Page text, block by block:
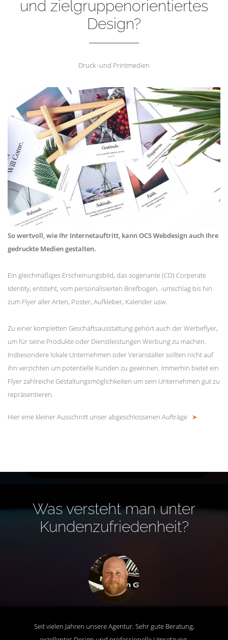
und zielgruppenorientiertes
Design?
Druck -und Printmedien
So wertvoll, wie Ihr Internetauftritt, kann OCS Webdesign auch Ihre
gedruckte Medien gestalten.
Ein gleichmäßiges Erscheinungsbild, das sogenante (CD) Corperate
Identity, entsteht, vom personalisierten Briefbogen, -umschlag bis hin
zum Flyer aller Arten, Poster, Aufkleber, Kalender usw.
Zu einer kompletten Geschäftsausstattung gehört auch der Werbeflyer,
um für seine Produkte oder Dienstleistungen Werbung zu machen.
Insbesondere lokale Unternehmen oder Veranstalter sollten nicht auf
ihn verzichten um potentielle Kunden zu gewinnen. Immerhin bietet ein
Flyer zahlreiche Gestaltungsmöglichkeiten um sein Unternehmen gut zu
repräsentieren.
Hier eine kleiner Ausschnitt unser abgeschlossenen Aufträge ➤
Was versteht man unter
Kundenzufriedenheit?
Seit vielen Jahren unsere Agentur. Sehr gute Beratung,